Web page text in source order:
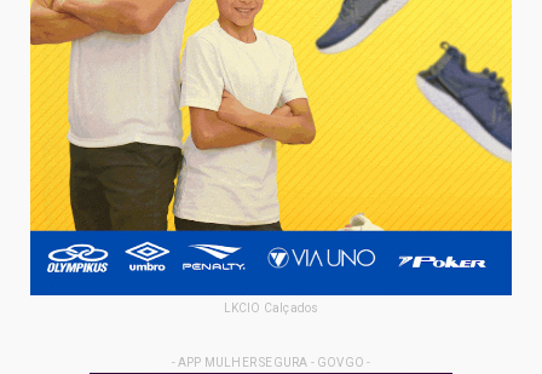
LKCIO Calçados
- APP MULHER SEGURA - GOVGO -